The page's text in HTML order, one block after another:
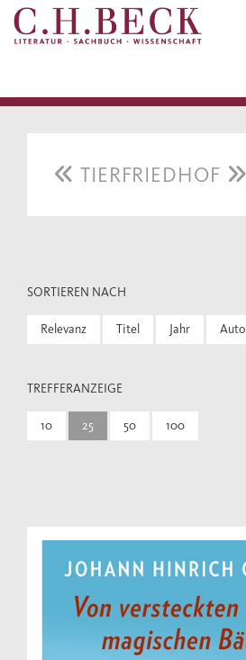
TIERFRIEDHOF
SORTIEREN NACH
Relevanz Titel Jahr
TREFFERANZEIGE
10 25 50 100